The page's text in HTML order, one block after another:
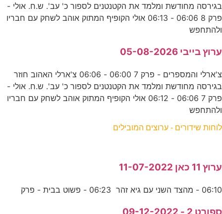
בגירסה מחודשת ומלמד את הקטנטנים לספור כ' עב'. ש.ח. אולי -
פרק 8 06:06 - 06:13 אולי הקופיף המתוק אוהב לשחק עם חבריו
ולהתחפש
ערוץ בייבי 05-08-2026
צ'ארלי והמספרים - פרק 7 06:00 - 06:06 צ'ארלי האהוב חוזר
בגירסה מחודשת ומלמד את הקטנטנים לספור כ' עב'. ש.ח. אולי -
פרק 7 06:06 - 06:12 אולי הקופיף המתוק אוהב לשחק עם חבריו
ולהתחפש
לוחות שידורים - ערוצים המובילים
ערוץ 11 כאן 11-07-2022
06:10 - מהצד השני עם גיא זהר 06:23 - פשוט בבית - פרק
ספורט 2 - 09-12-2022